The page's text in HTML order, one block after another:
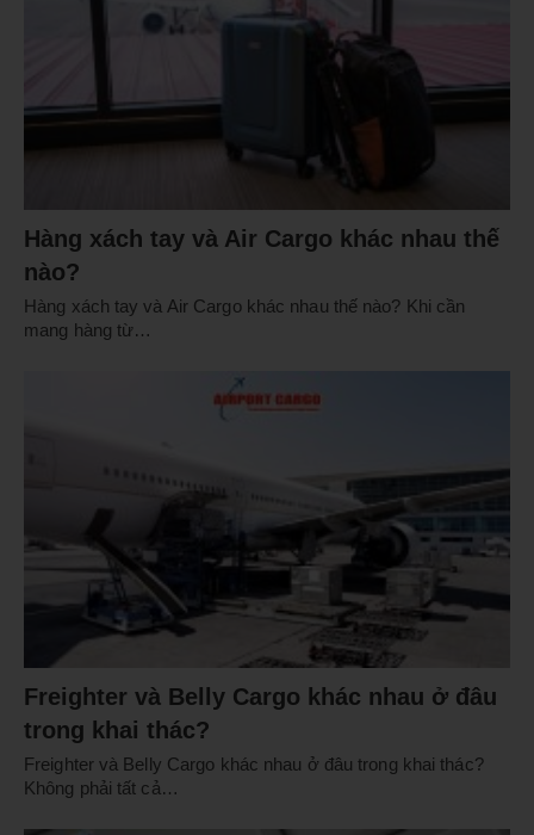
Hàng xách tay và Air Cargo khác nhau thế
nào?
Hàng xách tay và Air Cargo khác nhau thế nào? Khi cần
mang hàng từ…
Freighter và Belly Cargo khác nhau ở đâu
trong khai thác?
Freighter và Belly Cargo khác nhau ở đâu trong khai thác?
Không phải tất cả…